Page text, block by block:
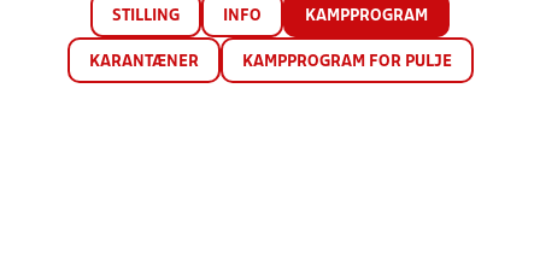
STILLING INFO KAMPPROGRAM
KARANTÆNER KAMPPROGRAM FOR PULJE